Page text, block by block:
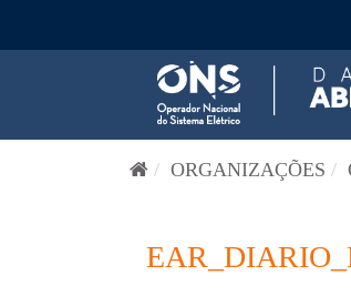
ORGANIZAÇÕES